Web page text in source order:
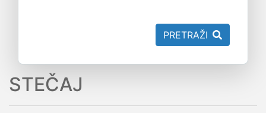
PRETRAŽI
STEČAJ